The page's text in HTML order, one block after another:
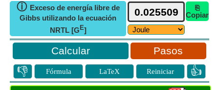
ⓘ Exceso de energía libre de
Gibbs utilizando la ecuación
NRTL [G E]
⎘
Copiar
Pasos
👎 Fórmula LaTeX Reiniciar 👍